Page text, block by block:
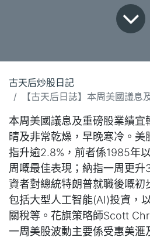
古天后炒股日記
【古天后日誌】本周美國議息及重
本周美國議息及重磅股業績宜
晴及非常乾燥，早晚寒冷。美
指升逾2.8%，前者係1985年
周嘅最佳表現；納指一周更升
資者對總統特朗普就職後嘅初
包括大型人工智能(AI)投資，
關稅等。花旗策略師Scott
一周美股波動主要係受惠美滙